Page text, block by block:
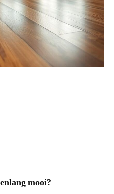
mooi?